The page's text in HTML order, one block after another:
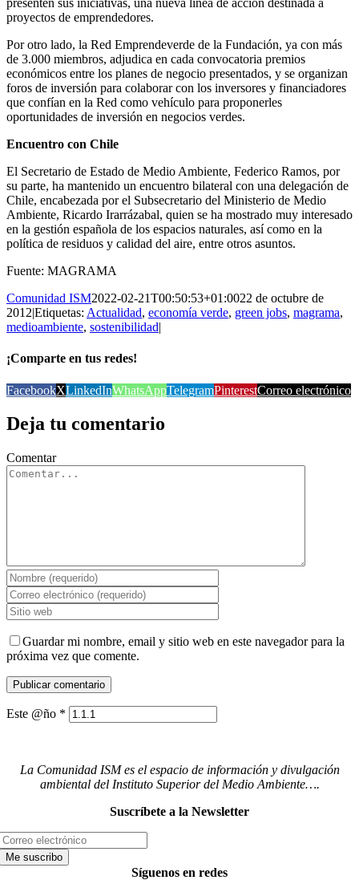
presenten sus iniciativas, una nueva línea de acción destinada a
proyectos de emprendedores.
Por otro lado, la Red Emprendeverde de la Fundación, ya con más
de 3.000 miembros, adjudica en cada convocatoria premios
económicos entre los planes de negocio presentados, y se organizan
foros de inversión para colaborar con los inversores y financiadores
que confían en la Red como vehículo para proponerles
oportunidades de inversión en negocios verdes.
Encuentro con Chile
El Secretario de Estado de Medio Ambiente, Federico Ramos, por
su parte, ha mantenido un encuentro bilateral con una delegación de
Chile, encabezada por el Subsecretario del Ministerio de Medio
Ambiente, Ricardo Irarrázabal, quien se ha mostrado muy interesado
en la gestión española de los espacios naturales, así como en la
política de residuos y calidad del aire, entre otros asuntos.
Fuente: MAGRAMA
Comunidad ISM2022-02-21T00:50:53+01:0022 de octubre de
2012|Etiquetas: Actualidad, economía verde, green jobs, magrama,
medioambiente, sostenibilidad|
¡Comparte en tus redes!
FacebookXLinkedInWhatsAppTelegramPinterestCorreo electrónico
Deja tu comentario
Comentar
Guardar mi nombre, email y sitio web en este navegador para la
próxima vez que comente.
Este @ño *
La Comunidad ISM es el espacio de información y divulgación
ambiental del Instituto Superior del Medio Ambiente….
Suscríbete a la Newsletter
Síguenos en redes